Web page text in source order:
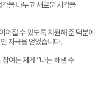
을 나누고 새로운 시각을
어질 수 있도록 지원해 준 덕분에
자극을 얻었습니다.
여는 제게 “나는 해낼 수